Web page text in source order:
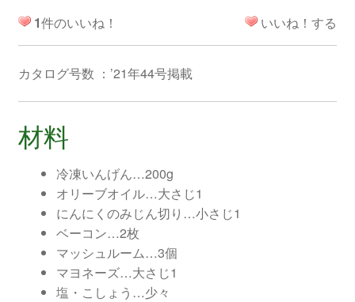
1件のいいね！ いいね！する
カタログ号数 ：’21年44号掲載
材料
冷凍いんげん…200g
オリーブオイル…大さじ1
にんにくのみじん切り…小さじ1
ベーコン…2枚
マッシュルーム…3個
マヨネーズ…大さじ1
塩・こしょう…少々